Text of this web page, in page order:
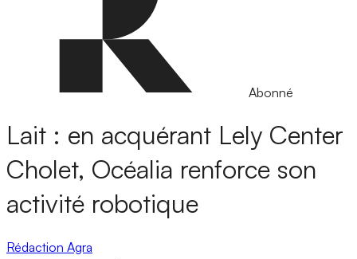
Abonné
Lait : en acquérant Lely Center
Cholet, Océalia renforce son
activité robotique
Rédaction Agra